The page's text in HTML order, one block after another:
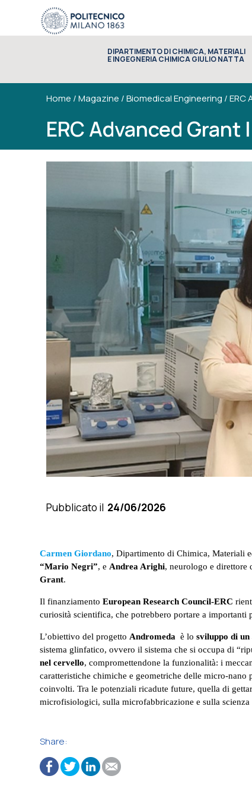
DIPARTIMENTO DI CHIMICA, MATERIALI
E INGEGNERIA CHIMICA GIULIO NATTA
Home /Magazine /Biomedical Engineering /ERC
ERC Advanced
Pubblicato il 24/06/2026
Carmen Giordano, Dipartimento di Chimica, Materiali
“Mario Negri”, e Andrea Arighi, neurologo e direttore
Grant.
Il finanziamentoEuropean Research Council-ERC
curiosità scientifica, che potrebbero portare a
L’obiettivo del progetto Andromeda è losviluppo di
sistema glinfatico, ovvero il sistema che si occupa di
nel cervello, compromettendone la funzionalità: i
caratteristiche chimiche e geometriche delle micro-
coinvolti. Tra le potenziali ricadute future, quella di
microfisiologici, sulla microfabbricazione e sulla
Share: